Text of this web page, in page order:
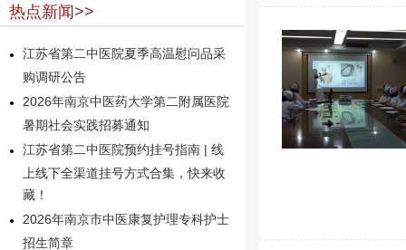
热点新闻>>
江苏省第二中医院夏季高温慰问品采
购调研公告
2026年南京中医药大学第二附属医院
暑期社会实践招募通知
江苏省第二中医院预约挂号指南 | 线
上线下全渠道挂号方式合集，快来收
藏！
2026年南京市中医康复护理专科护士
招生简章